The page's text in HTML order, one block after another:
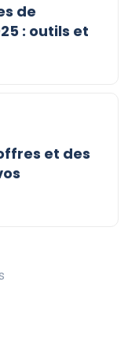
de
: outils et
et des